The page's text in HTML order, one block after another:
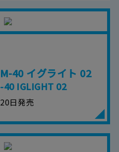
40 イグライト 02
40 IGLIGHT 02
日発売